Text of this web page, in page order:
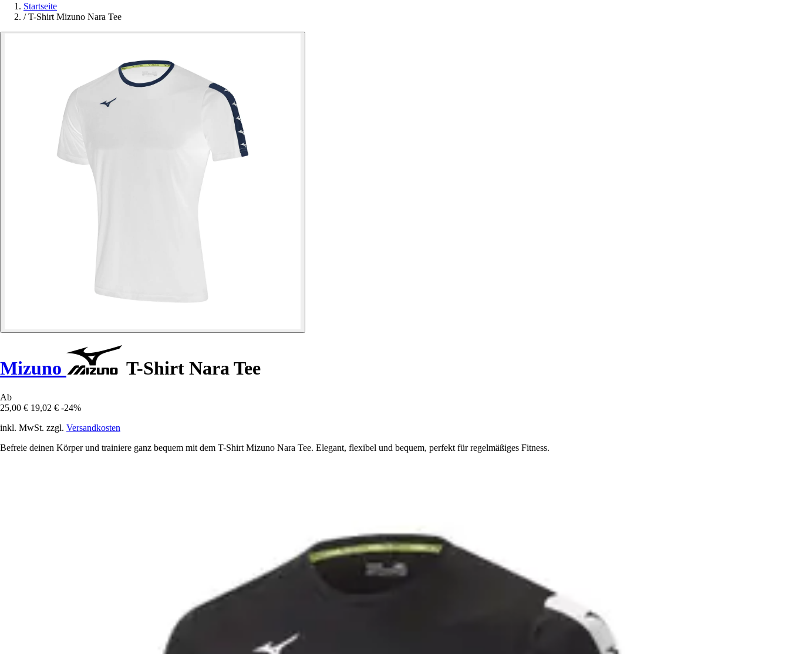
Startseite
/ T-Shirt Mizuno Nara Tee
Mizuno T-Shirt Nara Tee
Ab
25,00 € 19,02 € -24%
inkl. MwSt. zzgl. Versandkosten
Befreie deinen Körper und trainiere ganz bequem mit dem T-Shirt Mizuno Nara Tee. Elegant, flexibel und bequem, perfekt für regelmäßiges Fitness.